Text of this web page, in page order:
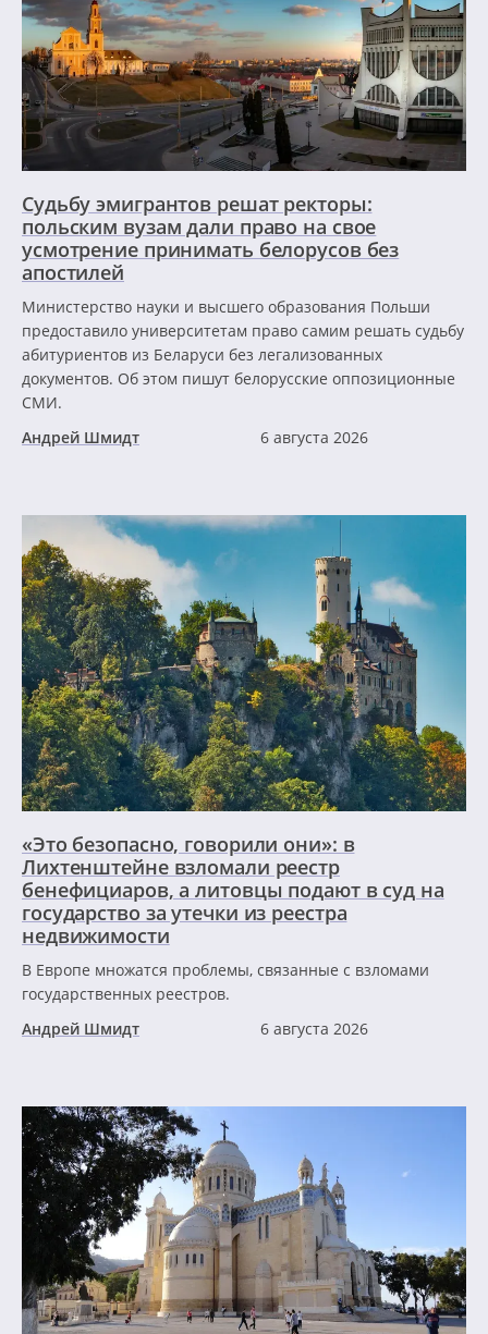
Судьбу эмигрантов решат ректоры:
польским вузам дали право на свое
усмотрение принимать белорусов без
апостилей
Министерство науки и высшего образования Польши
предоставило университетам право самим решать судьбу
абитуриентов из Беларуси без легализованных
документов. Об этом пишут белорусские оппозиционные
СМИ.
Андрей Шмидт
6 августа 2026
«Это безопасно, говорили они»: в
Лихтенштейне взломали реестр
бенефициаров, а литовцы подают в суд на
государство за утечки из реестра
недвижимости
В Европе множатся проблемы, связанные с взломами
государственных реестров.
Андрей Шмидт
6 августа 2026